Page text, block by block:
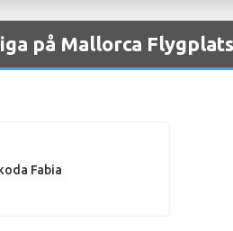
på Mallorca Flygplats
Fabia